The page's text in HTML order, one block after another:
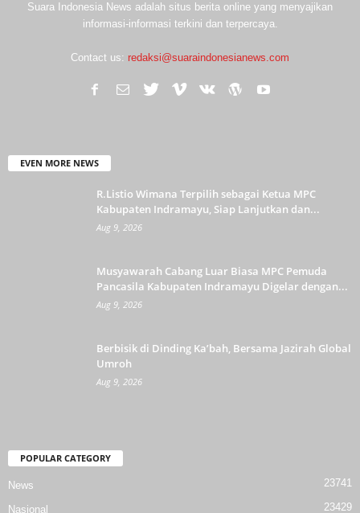
Suara Indonesia News adalah situs berita online yang menyajikan
informasi-informasi terkini dan terpercaya.
Contact us: redaksi@suaraindonesianews.com
EVEN MORE NEWS
R.Listio Wimana Terpilih sebagai Ketua MPC
Kabupaten Indramayu, Siap Lanjutkan dan...
Aug 9, 2026
Musyawarah Cabang Luar Biasa MPC Pemuda
Pancasila Kabupaten Indramayu Digelar dengan...
Aug 9, 2026
Berbisik di Dinding Ka’bah, Bersama Jazirah Global
Umroh
Aug 9, 2026
POPULAR CATEGORY
News 23741
Nasional 23429